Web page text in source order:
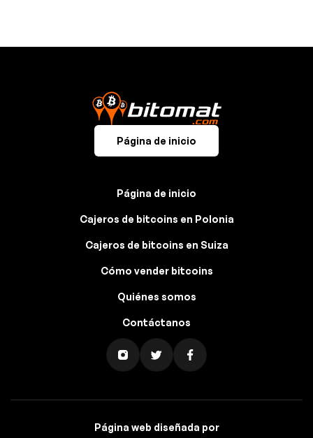
Página de inicio
Página de inicio
Cajeros de bitcoins en Polonia
Cajeros de bitcoins en Suiza
Cómo vender bitcoins
Quiénes somos
Contáctanos
Página web diseñada por